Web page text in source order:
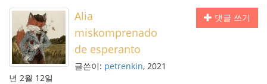
댓글 쓰기
Alia
miskomprenado
de esperanto
글쓴이: petrenkin, 2021
년 2월 12일